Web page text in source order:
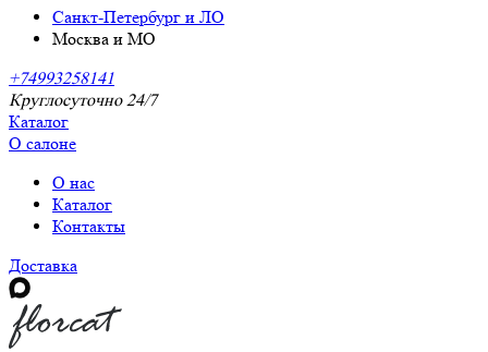
Санкт-Петербург и ЛО
Москва и МО
+74993258141
Круглосуточно 24/7
Каталог
О салоне
О нас
Каталог
Контакты
Доставка